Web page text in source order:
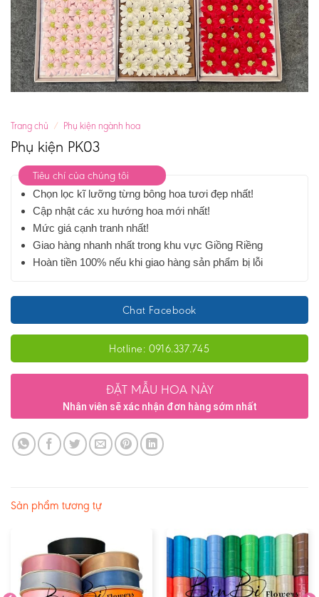
Trang chủ / Phụ kiện ngành hoa
Phụ kiện PK03
Tiêu chí của chúng tôi
Chọn lọc kĩ lưỡng từng bông hoa tươi đẹp nhất!
Cập nhật các xu hướng hoa mới nhất!
Mức giá cạnh tranh nhất!
Giao hàng nhanh nhất trong khu vực Giồng Riềng
Hoàn tiền 100% nếu khi giao hàng sản phẩm bị lỗi
Chat Facebook
Hotline: 0916.337.745
ĐẶT MẪU HOA NÀY
Nhân viên sẽ xác nhận đơn hàng sớm nhất
Sản phẩm tương tự